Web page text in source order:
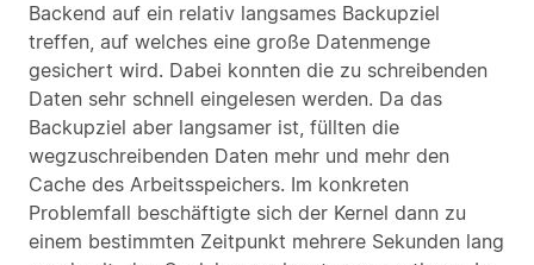
Backend auf ein relativ langsames Backupziel
treffen, auf welches eine große Datenmenge
gesichert wird. Dabei konnten die zu schreibenden
Daten sehr schnell eingelesen werden. Da das
Backupziel aber langsamer ist, füllten die
wegzuschreibenden Daten mehr und mehr den
Cache des Arbeitsspeichers. Im konkreten
Problemfall beschäftigte sich der Kernel dann zu
einem bestimmten Zeitpunkt mehrere Sekunden lang